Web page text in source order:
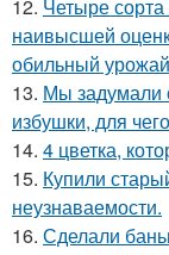
12. Четыре
наивысшей
обильный
13. Мы задумали
избушки, для
14. 4 цветка,
15. Купили
неузнаваемости.
16. Сделали